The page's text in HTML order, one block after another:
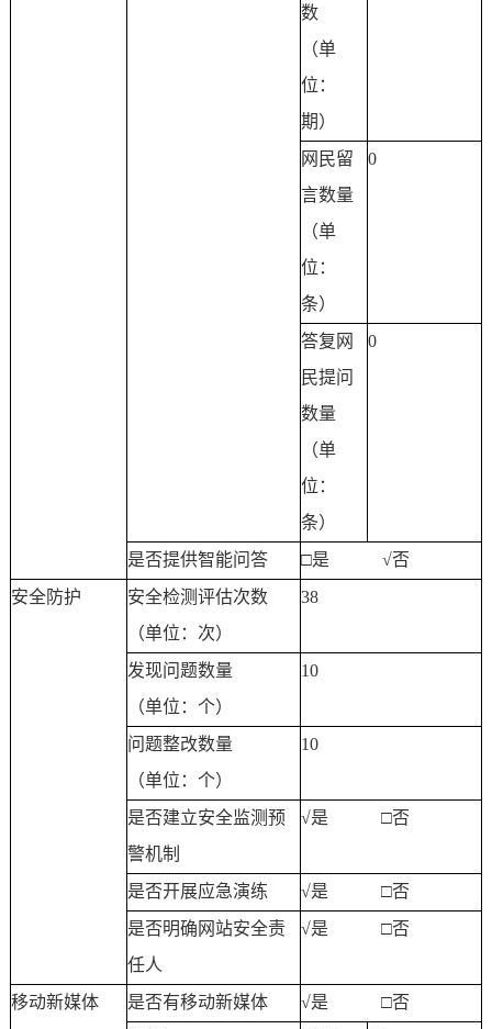
数
（单
位：
期）
网民留
言数量
（单
位：
条）
0
答复网
民提问
数量
（单
位：
条）
0
是否提供智能问答 □是 √否
安全防护
安全检测评估次数
（单位：次）
38
发现问题数量
（单位：个）
10
问题整改数量
（单位：个）
10
是否建立安全监测预
警机制
√是 □否
是否开展应急演练 √是 □否
是否明确网站安全责
任人
√是 □否
移动新媒体 是否有移动新媒体 √是 □否